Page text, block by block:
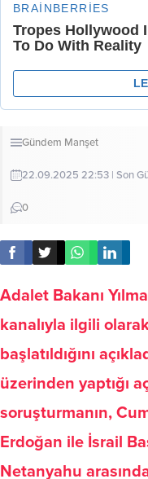
Gündem Manşet
22.09.2025 22:53 | Son
0
Adalet Bakanı
kanalıyla ilgili
başlatıldığını
üzerinden yaptığı
soruşturmanın,
Erdoğan ile İsrail
Netanyahu